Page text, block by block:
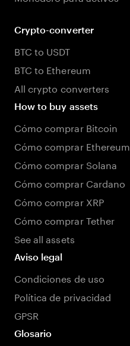
Crypto-converter
BTC to USDT
BTC to Ethereum
All crypto converters
How to buy assets
Cómo comprar Bitcoin
Cómo comprar Ethereum
Cómo comprar Solana
Cómo comprar Cardano
Cómo comprar XRP
Cómo comprar Tether
See all assets
Aviso legal
Condiciones de uso
Política de privacidad
GPSR
Glosario